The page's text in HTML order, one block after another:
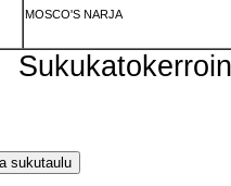
MOSCO'S NARJA